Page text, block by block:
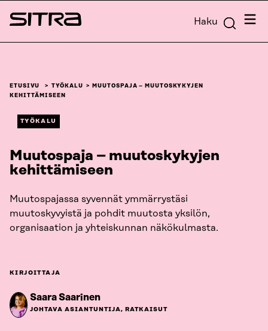
Siirry
suoraan
Sitra Haku
ETUSIVU TYÖKALU
MUUTOSPAJA – MUUTOSKYKYJEN
KEHITTÄMISEEN
TYÖKALU
Muutospaja – muutoskykyjen
kehittämiseen
Muutospajassa syvennät ymmärrystäsi
muutoskyvyistä ja pohdit muutosta yksilön,
organisaation ja yhteiskunnan näkökulmasta.
KIRJOITTAJA
Saara Saarinen
JOHTAVA ASIANTUNTIJA, RATKAISUT